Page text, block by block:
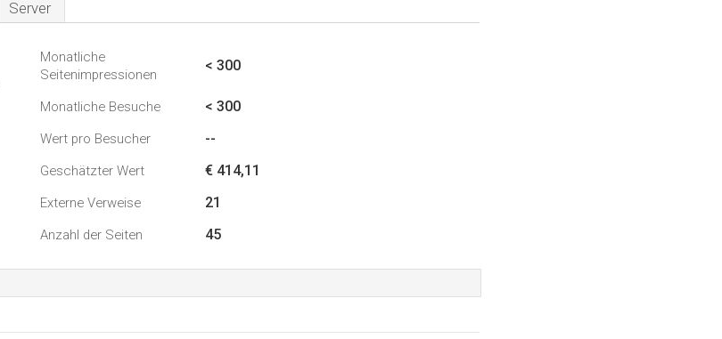
Server
Monatliche
Seitenimpressionen
< 300
Monatliche Besuche < 300
Wert pro Besucher --
Geschätzter Wert € 414,11
Externe Verweise 21
Anzahl der Seiten 45